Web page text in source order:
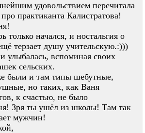
удовольствием перечитала
про практиканта Калистратова!
только начался, и ностальгия о
терзает душу учительскую.:)))
улыбалась, вспоминая своих
сельских.
были и там типы шебутные,
но таких, как Ваня
к счастью, не было
Зря ты ушёл из школы! Там так
мужчин!